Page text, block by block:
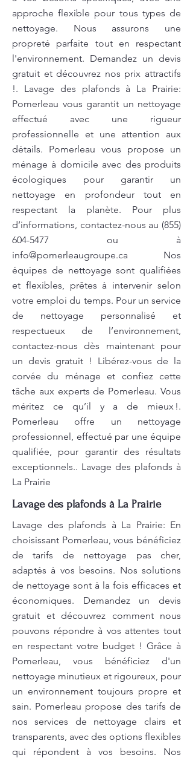
approche flexible pour tous types de
nettoyage. Nous assurons une
propreté parfaite tout en respectant
l'environnement. Demandez un devis
gratuit et découvrez nos prix attractifs
!. Lavage des plafonds à La Prairie:
Pomerleau vous garantit un nettoyage
effectué avec une rigueur
professionnelle et une attention aux
détails. Pomerleau vous propose un
ménage à domicile avec des produits
écologiques pour garantir un
nettoyage en profondeur tout en
respectant la planète. Pour plus
d’informations, contactez-nous au (855)
604-5477 ou à
info@pomerleaugroupe.ca Nos
équipes de nettoyage sont qualifiées
et flexibles, prêtes à intervenir selon
votre emploi du temps. Pour un service
de nettoyage personnalisé et
respectueux de l’environnement,
contactez-nous dès maintenant pour
un devis gratuit ! Libérez-vous de la
corvée du ménage et confiez cette
tâche aux experts de Pomerleau. Vous
méritez ce qu’il y a de mieux !.
Pomerleau offre un nettoyage
professionnel, effectué par une équipe
qualifiée, pour garantir des résultats
exceptionnels.. Lavage des plafonds à
La Prairie
Lavage des plafonds à La Prairie
Lavage des plafonds à La Prairie: En
choisissant Pomerleau, vous bénéficiez
de tarifs de nettoyage pas cher,
adaptés à vos besoins. Nos solutions
de nettoyage sont à la fois efficaces et
économiques. Demandez un devis
gratuit et découvrez comment nous
pouvons répondre à vos attentes tout
en respectant votre budget ! Grâce à
Pomerleau, vous bénéficiez d'un
nettoyage minutieux et rigoureux, pour
un environnement toujours propre et
sain. Pomerleau propose des tarifs de
nos services de nettoyage clairs et
transparents, avec des options flexibles
qui répondent à vos besoins. Nos